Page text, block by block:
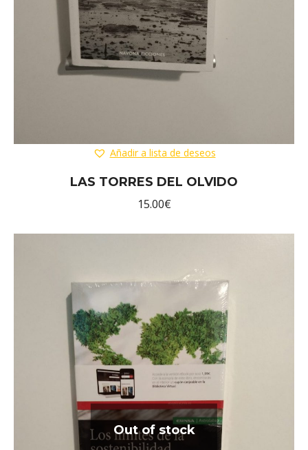
Añadir a lista de deseos
LAS TORRES DEL OLVIDO
15.00€
Out of stock